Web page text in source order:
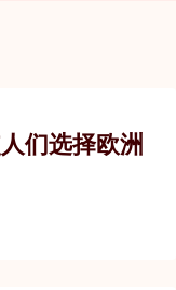
们选择欧洲